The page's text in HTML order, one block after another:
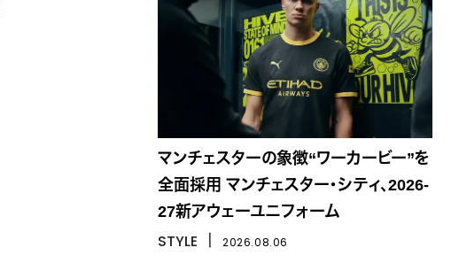
マンチェスターの象徴“ワーカービー”を
全面採用 マンチェスター・シティ、2026-
27新アウェーユニフォーム
STYLE 2026.08.06